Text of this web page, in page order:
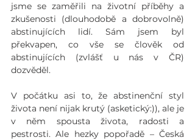
jsme se zaměřili na životní příběhy a
zkušenosti (dlouhodobě a dobrovolně)
abstinujících lidí. Sám jsem byl
překvapen, co vše se člověk od
abstinujících (zvlášť u nás v ČR)
dozvěděl.
V počátku asi to, že abstinenční styl
života není nijak krutý (asketický:)), ale je
v něm spousta života, radosti a
pestrosti. Ale hezky popořadě – Česká